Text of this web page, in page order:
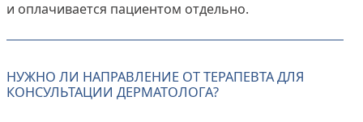
и оплачивается пациентом отдельно.
НУЖНО ЛИ НАПРАВЛЕНИЕ ОТ ТЕРАПЕВТА ДЛЯ
КОНСУЛЬТАЦИИ ДЕРМАТОЛОГА?